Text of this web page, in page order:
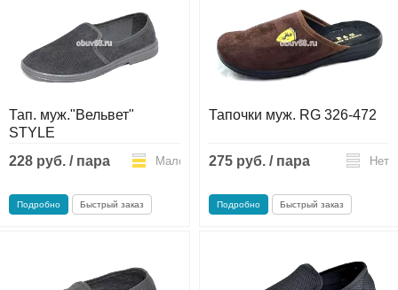
Тап. муж."Вельвет"
STYLE
228 руб. / пара
Мало
Подробно Быстрый заказ
Тапочки муж. RG 326-472
275 руб. / пара Нет
Подробно Быстрый заказ